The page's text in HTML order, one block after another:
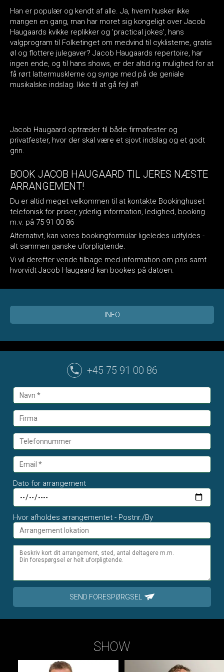
Han er populær og kendt af alle. Ja, hvem husker ikke
mangen en gang, man har moret sig kongeligt over Jacob
Haugaards kvikke replikker og 'practical jokes', hans
valgprogram til Folketinget om medvind til cyklisterne, gratis
øl og flottere julegaver? Jacob Haugaards repertoire, har
ingen ende, og til hans shows, er der altid rig mulighed for at
få rørt lattermusklerne og synge med på de geniale
musikalske indslag. Ikke til at gå fejl af!
Jacob Haugaard optræder til både firmafester og
privatfester, hvor der skal være et sjovt indslag og et godt
grin.
BOOK JACOB HAUGAARD TIL JERES NÆSTE
ARRANGEMENT!
Du er altid meget velkommen til at kontakte Bookinghuset
telefonisk for priser, yderlig information, ledighed, booking
m.v. på 75 91 00 86
Alternativt, kan vores bookingformular ligeledes udfyldes -
alt sammen ganske uforpligtende.
Vi vil derefter vende tilbage med information om pris samt
hvorvidt Jacob Haugaard kan bookes på datoen.
INFO
+45 75 91 00 86
Dato for arrangement
Hvor afholdes arrangementet - Postnr./By
SEND FORESPØRGSEL
SHOW